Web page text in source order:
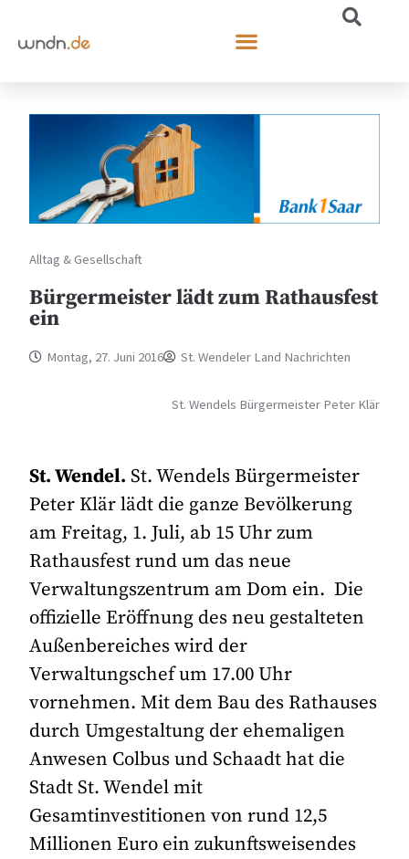
Alltag & Gesellschaft
Bürgermeister lädt zum Rathausfest
ein
Montag, 27. Juni 2016 St. Wendeler Land Nachrichten
St. Wendels Bürgermeister Peter Klär
St. Wendel. St. Wendels Bürgermeister
Peter Klär lädt die ganze Bevölkerung
am Freitag, 1. Juli, ab 15 Uhr zum
Rathausfest rund um das neue
Verwaltungszentrum am Dom ein. Die
offizielle Eröffnung des neu gestalteten
Außenbereiches wird der
Verwaltungschef um 17.00 Uhr
vornehmen. Mit dem Bau des Rathauses
durch Umgestaltung der ehemaligen
Anwesen Colbus und Schaadt hat die
Stadt St. Wendel mit
Gesamtinvestitionen von rund 12,5
Millionen Euro ein zukunftsweisendes